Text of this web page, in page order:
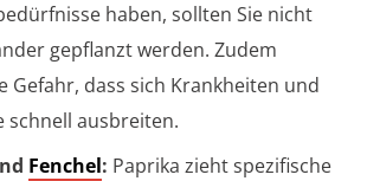
haben, sollten Sie nicht
gepflanzt werden. Zudem
Gefahr, dass sich Krankheiten und
schnell ausbreiten.
Fenchel: Paprika zieht spezifische